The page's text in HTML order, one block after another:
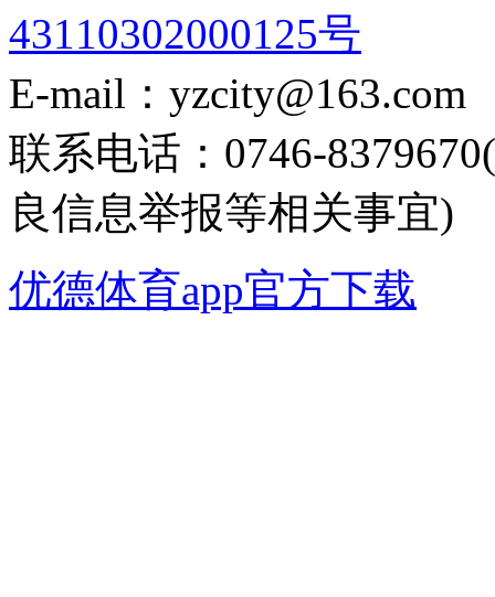
43110302000125号
E-mail：yzcity@163.com
联系电话：0746-
良信息举报等相关事宜)
优德体育app官方下载